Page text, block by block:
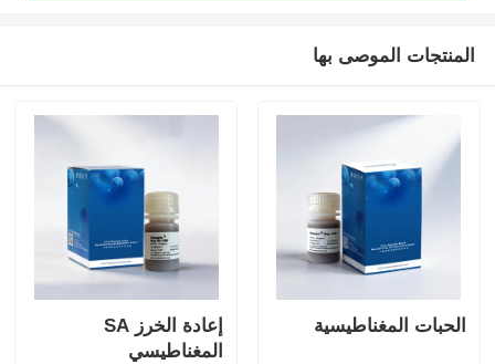
المنتجات الموصى بها
الحبات المغناطيسية
إعادة الخرز SA
المغناطيسي